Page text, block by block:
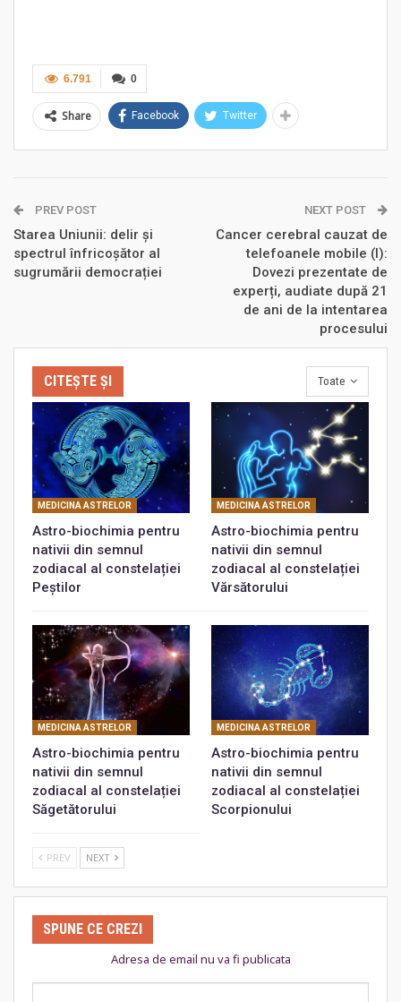
0
6.791
Share Facebook Twitter
PREV POST
Starea Uniunii: delir și
spectrul înfricoșător al
sugrumării democrației
NEXT POST
Cancer cerebral cauzat de
telefoanele mobile (I):
Dovezi prezentate de
experți, audiate după 21
de ani de la intentarea
procesului
Toate
CITEȘTE ȘI
MEDICINA ASTRELOR
Astro-biochimia pentru
nativii din semnul
zodiacal al constelației
Peștilor
MEDICINA ASTRELOR
Astro-biochimia pentru
nativii din semnul
zodiacal al constelației
Vărsătorului
MEDICINA ASTRELOR
Astro-biochimia pentru
nativii din semnul
zodiacal al constelației
Săgetătorului
MEDICINA ASTRELOR
Astro-biochimia pentru
nativii din semnul
zodiacal al constelației
Scorpionului
PREV NEXT
SPUNE CE CREZI
Adresa de email nu va fi publicata